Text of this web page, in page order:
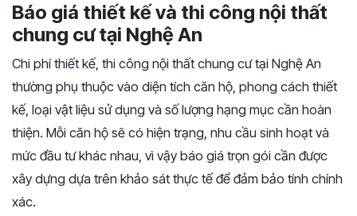
Báo giá thiết kế và thi công nội thất
chung cư tại Nghệ An
Chi phí thiết kế, thi công nội thất chung cư tại Nghệ An
thường phụ thuộc vào diện tích căn hộ, phong cách thiết
kế, loại vật liệu sử dụng và số lượng hạng mục cần hoàn
thiện. Mỗi căn hộ sẽ có hiện trạng, nhu cầu sinh hoạt và
mức đầu tư khác nhau, vì vậy báo giá trọn gói cần được
xây dựng dựa trên khảo sát thực tế để đảm bảo tính chính
xác.